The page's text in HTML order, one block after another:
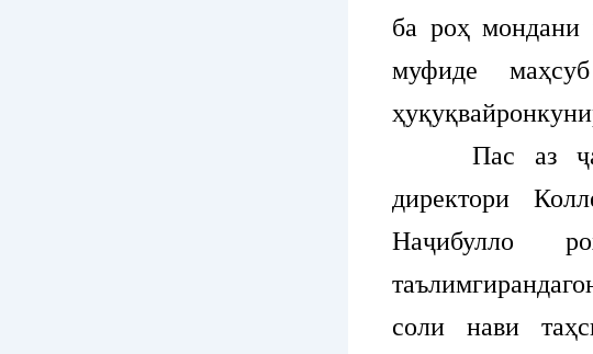
ба роҳ мондани
муфиде
Пас аз
директори
Наҷибулло
соли нави